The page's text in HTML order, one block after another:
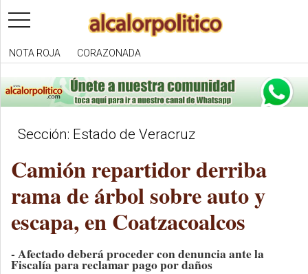
toggle
navigation
NOTA ROJA CORAZONADA
Sección: Estado de Veracruz
Camión repartidor derriba
rama de árbol sobre auto y
escapa, en Coatzacoalcos
- Afectado deberá proceder con denuncia ante la
Fiscalía para reclamar pago por daños